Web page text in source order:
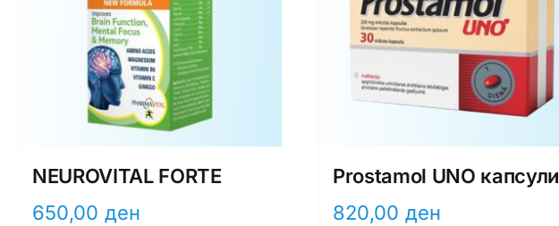
NEUROVITAL FORTE
650,00 ден
Prostamol UNO капсули
820,00 ден